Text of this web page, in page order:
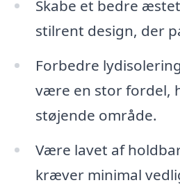
Skabe et bedre
stilrent design, der
Forbedre
være en stor fordel,
støjende område.
Være lavet af
kræver minimal